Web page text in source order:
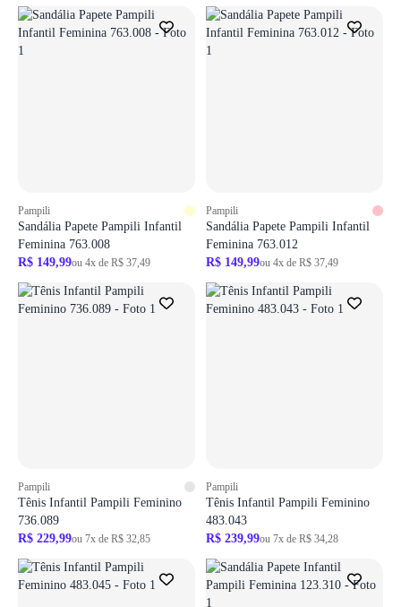
Pampili
Sandália Papete Pampili Infantil
Feminina 763.008
R$ 149,99ou 4x de R$ 37,49
Pampili
Sandália Papete Pampili Infantil
Feminina 763.012
R$ 149,99ou 4x de R$ 37,49
Pampili
Tênis Infantil Pampili Feminino
736.089
R$ 229,99ou 7x de R$ 32,85
Pampili
Tênis Infantil Pampili Feminino
483.043
R$ 239,99ou 7x de R$ 34,28